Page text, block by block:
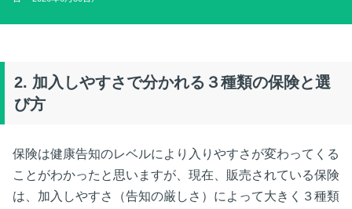
2. 加入しやすさで分かれる３種類の保険と選
び方
保険は健康告知のレベルにより入りやすさが変わってくる
ことがわかったと思いますが、現在、販売されている保険
は、加入しやすさ（告知の厳しさ）によって大きく３種類